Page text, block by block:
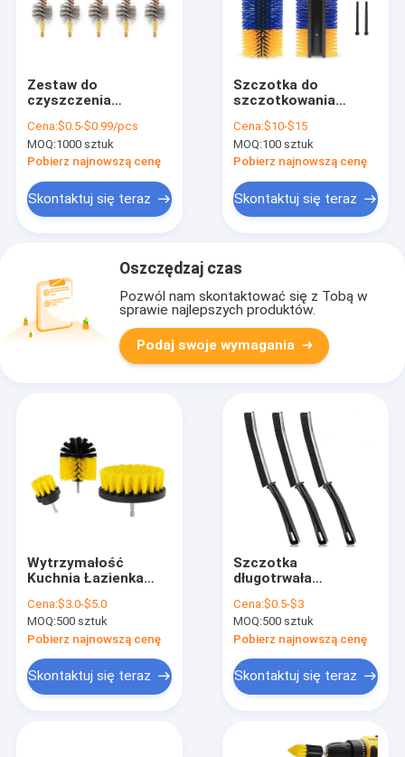
Zestaw do
czyszczenia
Cena:$0.5-$0.99/pcs
MOQ:1000 sztuk
Pobierz najnowszą cenę
Skontaktuj się teraz
Szczotka do
szczotkowania
Automatyczna
oscylująca szczotka
do czyszczenia ciała
czyszczenia przeciw
swędzenia bydła
Cena:$10-$15
MOQ:100 sztuk
Pobierz najnowszą cenę
Skontaktuj się teraz
Oszczędzaj czas
Pozwól nam skontaktować się z Tobą w
sprawie najlepszych produktów.
Podaj swoje wymagania
Wytrzymałość
Kuchnia Łazienka
Szczotka Dom kąty
łazienki Czyszczyciel
Cena:$3.0-$5.0
MOQ:500 sztuk
Pobierz najnowszą cenę
Skontaktuj się teraz
Szczotka
długotrwała
czyszczenia drzwi i
okien Szczotka do
czyszczenia kątów
kuchni i łazienki
Cena:$0.5-$3
MOQ:500 sztuk
Pobierz najnowszą cenę
Skontaktuj się teraz